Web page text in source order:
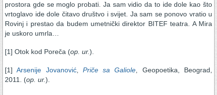
prostora gde se moglo probati. Ja sam vidio da to ide dole kao što
vrtoglavo ide dole čitavo društvo i svijet. Ja sam se ponovo vratio u
Rovinj i prestao da budem umetnički direktor BITEF teatra. A Mira
je uskoro umrla…
[1] Otok kod Poreča (op. ur.).
[1]Arsenije Jovanović, Priče sa Galiole , Geopoetika, Beograd,
2011. (op. ur.).